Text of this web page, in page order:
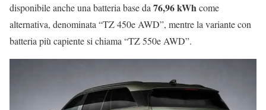
disponibile anche una batteria base da76,96 kWhcome
alternativa, denominata “TZ 450e AWD”, mentre la variante con
batteria più capiente si chiama “TZ 550e AWD”.